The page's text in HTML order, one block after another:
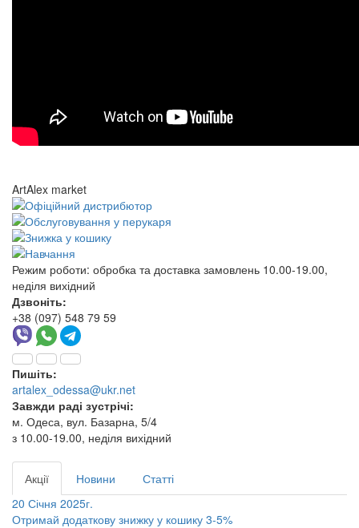
ArtAlex market
Режим роботи: обробка та доставка замовлень 10.00-19.00,
неділя вихідний
Дзвоніть:
+38 (097) 548 79 59
Пишіть:
artalex_odessa@ukr.net
Завжди раді зустрічі:
м. Одеса, вул. Базарна, 5/4
з 10.00-19.00, неділя вихідний
Акції Новини
Статті
20 Січня 2025г.
Отримай додаткову знижку у кошику 3-5%